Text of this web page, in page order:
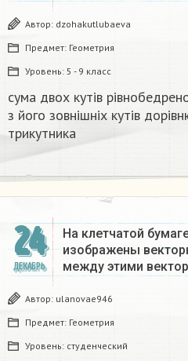
Автор: dzohakutlubaeva
Предмет: Геометрия
Уровень: 5 - 9 класс
сума двох кутів
з його зовнішніх кутів
трикутника​
24
ДЕКАБРЬ
На клетчатой
изображены
между этими
Автор: ulanovae946
Предмет: Геометрия
Уровень: студенческий